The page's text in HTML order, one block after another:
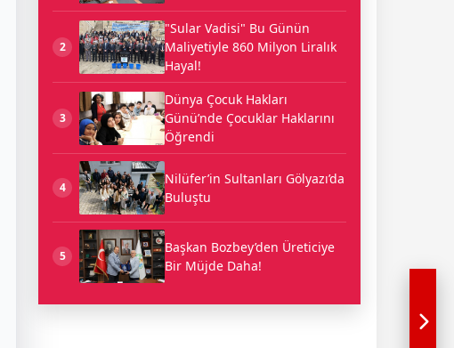
2
"Sular Vadisi" Bu Günün
Maliyetiyle 860 Milyon Liralık
Hayal!
3
Dünya Çocuk Hakları
Günü’nde Çocuklar Haklarını
Öğrendi
4
Nilüfer’in Sultanları Gölyazı’da
Buluştu
5
Başkan Bozbey’den Üreticiye
Bir Müjde Daha!